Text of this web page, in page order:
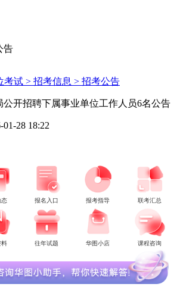
告
考试 > 招考信息 > 招考公告
公开招聘下属事业单位工作人员6名公告
28 18:22
态 报名入口 报考指导 联考汇总
料 往年试题 华图小店 课程咨询